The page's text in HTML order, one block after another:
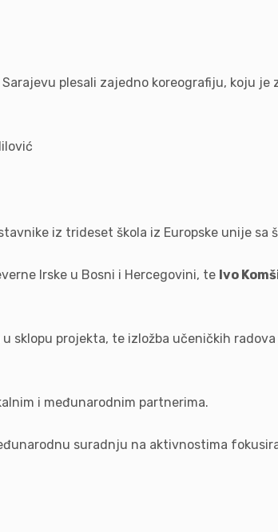
plesali zajedno koreografiju, koju je
iz trideset škola iz Europske unije sa
Irske u Bosni i Hercegovini, te Ivo
sklopu projekta, te izložba učeničkih radova
i međunarodnim partnerima.
suradnju na aktivnostima